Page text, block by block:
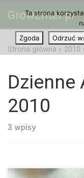
Przejdź do treści
GrowEnter.pl
Strona główna » 2010
Dzienne
2010
3 wpisy
Ta strona
Zgoda
Odrzuć